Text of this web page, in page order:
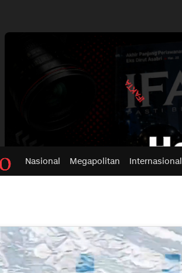
Nasional Megapolitan Internasional